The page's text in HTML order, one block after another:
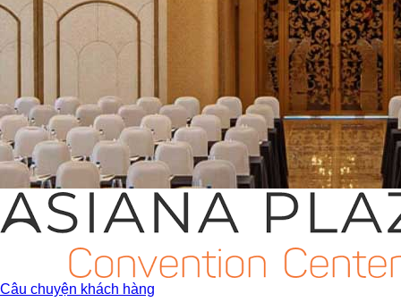
Câu chuyện khách hàng